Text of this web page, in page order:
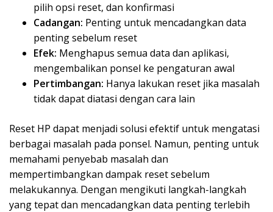
pilih opsi reset, dan konfirmasi
Cadangan: Penting untuk mencadangkan data
penting sebelum reset
Efek: Menghapus semua data dan aplikasi,
mengembalikan ponsel ke pengaturan awal
Pertimbangan: Hanya lakukan reset jika masalah
tidak dapat diatasi dengan cara lain
Reset HP dapat menjadi solusi efektif untuk mengatasi
berbagai masalah pada ponsel. Namun, penting untuk
memahami penyebab masalah dan
mempertimbangkan dampak reset sebelum
melakukannya. Dengan mengikuti langkah-langkah
yang tepat dan mencadangkan data penting terlebih